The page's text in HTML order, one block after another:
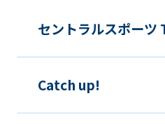
セントラルスポーツ
Catch up!